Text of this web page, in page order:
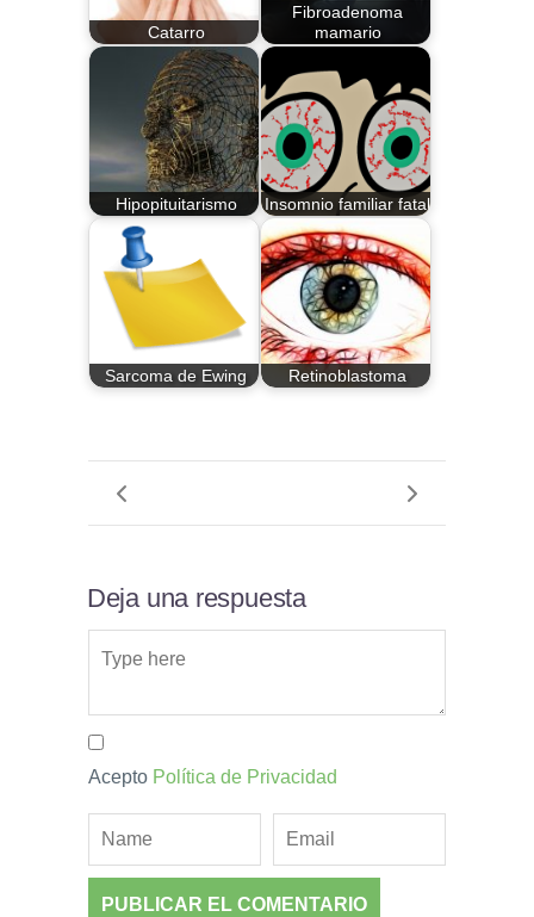
Catarro
Fibroadenoma
mamario
Hipopituitarismo Insomnio familiar fatal
Sarcoma de Ewing Retinoblastoma
Deja una respuesta
Acepto Política de Privacidad